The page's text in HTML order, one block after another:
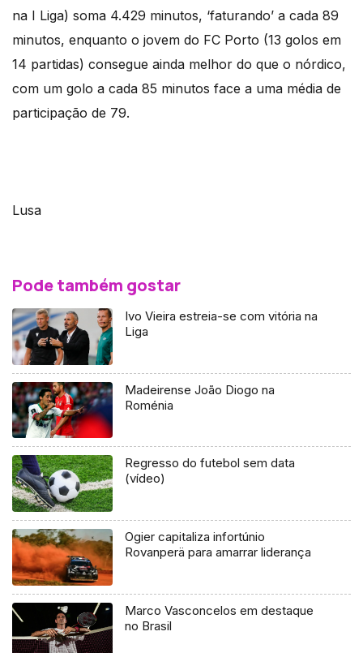
na I Liga) soma 4.429 minutos, ‘faturando’ a cada 89
minutos, enquanto o jovem do FC Porto (13 golos em
14 partidas) consegue ainda melhor do que o nórdico,
com um golo a cada 85 minutos face a uma média de
participação de 79.
Lusa
Pode também gostar
Ivo Vieira estreia-se com vitória na
Liga
Madeirense João Diogo na
Roménia
Regresso do futebol sem data
(vídeo)
Ogier capitaliza infortúnio
Rovanperä para amarrar liderança
Marco Vasconcelos em destaque
no Brasil